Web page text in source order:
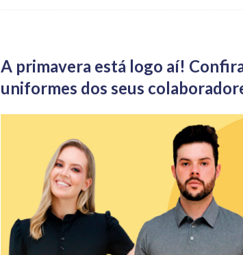
A primavera está logo aí!
uniformes dos seus